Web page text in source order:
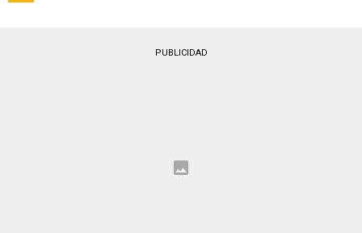
PUBLICIDAD